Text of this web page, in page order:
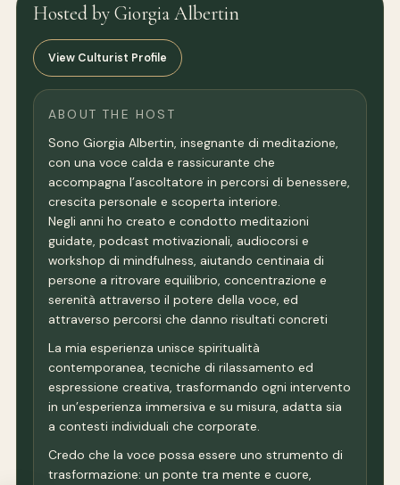
Hosted by Giorgia Albertin
View Culturist Profile
ABOUT THE HOST
Sono Giorgia Albertin, insegnante di meditazione,
con una voce calda e rassicurante che
accompagna l’ascoltatore in percorsi di benessere,
crescita personale e scoperta interiore.
Negli anni ho creato e condotto meditazioni
guidate, podcast motivazionali, audiocorsi e
workshop di mindfulness, aiutando centinaia di
persone a ritrovare equilibrio, concentrazione e
serenità attraverso il potere della voce, ed
attraverso percorsi che danno risultati concreti
La mia esperienza unisce spiritualità
contemporanea, tecniche di rilassamento ed
espressione creativa, trasformando ogni intervento
in un’esperienza immersiva e su misura, adatta sia
a contesti individuali che corporate.
Credo che la voce possa essere uno strumento di
trasformazione: un ponte tra mente e cuore,